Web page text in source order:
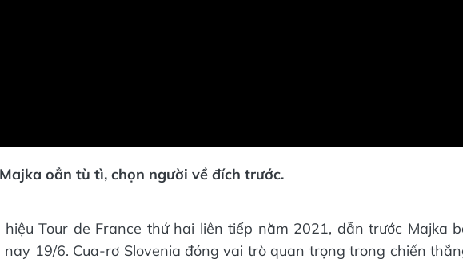
oẳn tù tì, chọn người về đích trước.
Tour de France thứ hai liên tiếp năm 2021, dẫn trước Majka
19/6. Cua-rơ Slovenia đóng vai trò quan trọng trong chiến